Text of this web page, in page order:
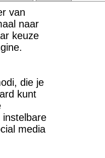
van
naar
keuze
die je
kunt
instelbare
media